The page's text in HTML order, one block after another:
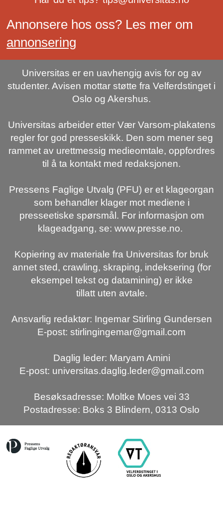
Annonsere hos oss? Les mer om
annonsering
Universitas er en uavhengig avis for og av
studenter. Avisen mottar støtte fra Velferdstinget i
Oslo og Akershus.
Universitas arbeider etter Vær Varsom-plakatens
regler for god presseskikk. Den som mener seg
rammet av urettmessig medieomtale, oppfordres
til å ta kontakt med redaksjonen.
Pressens Faglige Utvalg (PFU) er et klageorgan
som behandler klager mot mediene i
presseetiske spørsmål. For informasjon om
klageadgang, se: www.presse.no.
Kopiering av materiale fra Universitas for bruk
annet sted, crawling, skraping, indeksering (for
eksempel tekst og datamining) er ikke
tillatt uten avtale.
Ansvarlig redaktør: Ingemar Stirling Gundersen
E-post: stirlingingemar@gmail.com
Daglig leder: Maryam Amini
E-post: universitas.daglig.leder@gmail.com
Besøksadresse: Moltke Moes vei 33
Postadresse: Boks 3 Blindern, 0313 Oslo